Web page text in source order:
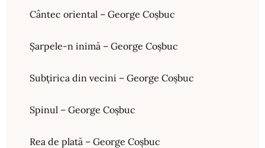
Cântec oriental – George Coșbuc
Şarpele-n inimă – George Coșbuc
Subțirica din vecini – George Coșbuc
Spinul – George Coșbuc
Rea de plată – George Coșbuc